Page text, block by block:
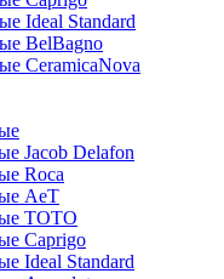
Ideal Standard
BelBagno
CeramicaNova
Jacob Delafon
Roca
AeT
TOTO
Caprigo
Ideal Standard